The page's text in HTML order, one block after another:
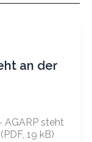
an der
AGARP steht
19 kB)